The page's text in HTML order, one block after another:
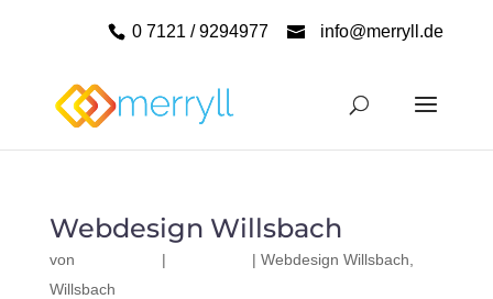
0 7121 / 9294977 info@merryll.de
Webdesign Willsbach
von | | Webdesign Willsbach
Willsbach